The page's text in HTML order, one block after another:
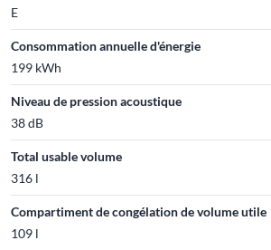
E
Consommation annuelle d'énergie
199 kWh
Niveau de pression acoustique
38 dB
Total usable volume
316 l
Compartiment de congélation de volume utile
109 l